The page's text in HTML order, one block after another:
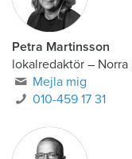
Petra Martinsson
lokalredaktör – Norra
Mejla mig
010-459 17 31